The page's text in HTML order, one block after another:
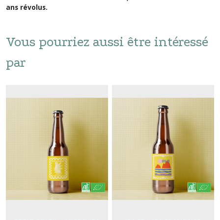
ans révolus.
Vous pourriez aussi être intéressé
par